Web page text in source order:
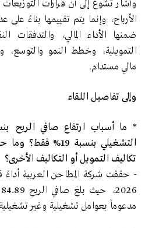
وأشار تشوغ إلى أن قرارات
الأرباح، وإنما يتم تقييمها بناءً
ضمنها الأداء المالي، والتدفقات
التمويلية، وخطط النمو والتوسع،
مالي مستدام.
وإلى تفاصيل اللقاء
التشغيلي بنسبة
تكاليف التمويل أو التكاليف الأخرى؟
- حققت شركة المطاحن العربية أداءً
مدعوماً بعوامل تشغيلية وغير